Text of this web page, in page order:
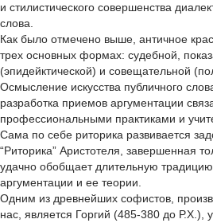
и стилистического совершенства
слова.
Как было отмечено выше, античное
трех основных формах: судебной,
(эпидейктической) и совещательной
Осмысление искусства публичного
разработка приемов аргументации
профессиональными практиками и
Сама по себе риторика развивается
“Риторика” Аристотеля, завершенная
удачно обобщает длительную традицию
аргументации и ее теории.
Одним из древнейших софистов,
нас, является Горгий (485-380 до Р.Х.),